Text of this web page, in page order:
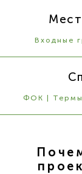
Входные
ФОК | Термы